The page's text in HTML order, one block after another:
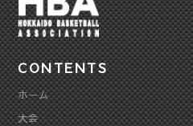
CONTENTS
ホーム
大会